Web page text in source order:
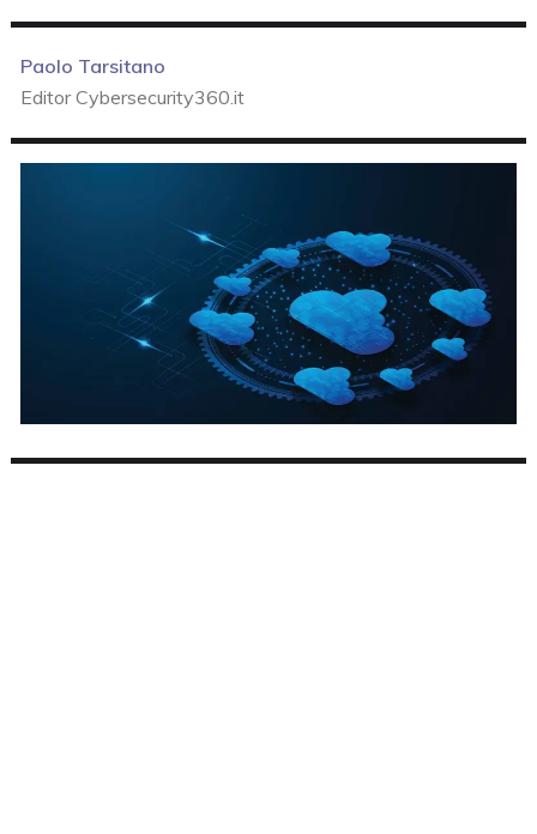
Paolo Tarsitano
Editor Cybersecurity360.it